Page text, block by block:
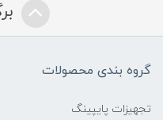
گروه بندی محصولات
تجهیزات پایپینگ